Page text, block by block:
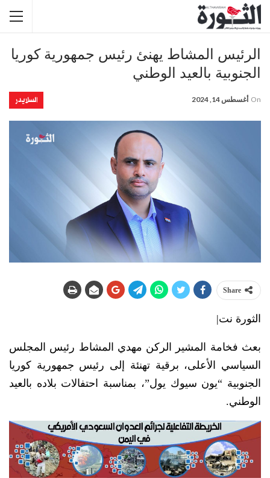
الرئيس المشاط يهنئ رئيس جمهورية كوريا
الجنوبية بالعيد الوطني
السلايدر On أغسطس 14, 2024
Share
الثورة نت|
بعث فخامة المشير الركن مهدي المشاط رئيس المجلس
السياسي الأعلى، برقية تهنئة إلى رئيس جمهورية كوريا
الجنوبية “يون سيوك يول”، بمناسبة احتفالات بلاده بالعيد
الوطني.